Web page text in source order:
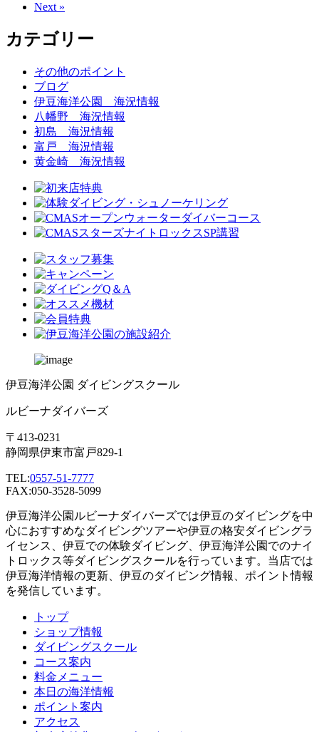
Next »
カテゴリー
その他のポイント
ブログ
伊豆海洋公園 海況情報
八幡野 海況情報
初島 海況情報
富戸 海況情報
黄金崎 海況情報
伊豆海洋公園 ダイビングスクール
ルビーナダイバーズ
〒413-0231
静岡県伊東市富戸829-1
TEL:0557-51-7777
FAX:050-3528-5099
伊豆海洋公園ルビーナダイバーズでは伊豆のダイビングを中
心におすすめなダイビングツアーや伊豆の格安ダイビングラ
イセンス、伊豆での体験ダイビング、伊豆海洋公園でのナイ
トロックス等ダイビングスクールを行っています。当店では
伊豆海洋情報の更新、伊豆のダイビング情報、ポイント情報
を発信しています。
トップ
ショップ情報
ダイビングスクール
コース案内
料金メニュー
本日の海洋情報
ポイント案内
アクセス